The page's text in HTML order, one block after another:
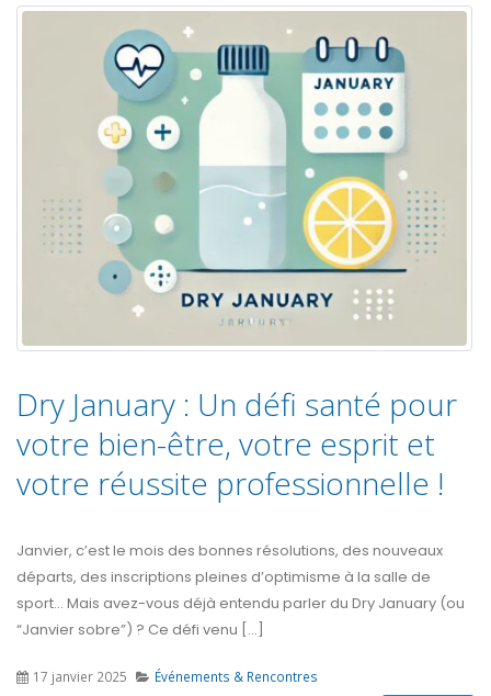
Dry January : Un défi santé pour
votre bien-être, votre esprit et
votre réussite professionnelle !
Janvier, c’est le mois des bonnes résolutions, des nouveaux
départs, des inscriptions pleines d’optimisme à la salle de
sport… Mais avez-vous déjà entendu parler du Dry January (ou
“Janvier sobre”) ? Ce défi venu [...]
17 janvier 2025 Événements & Rencontres